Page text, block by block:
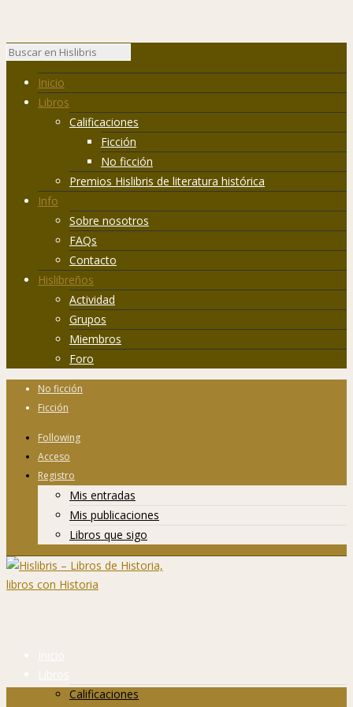
Inicio
Libros
Calificaciones
Ficción
No ficción
Premios Hislibris de literatura histórica
Info
Sobre nosotros
FAQs
Contacto
Hislibreños
Actividad
Grupos
Miembros
Foro
No ficción
Ficción
Following
Acceso
Registro
Mis entradas
Mis publicaciones
Libros que sigo
Inicio
Libros
Calificaciones